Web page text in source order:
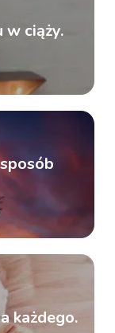
w ciąży.
każdego.